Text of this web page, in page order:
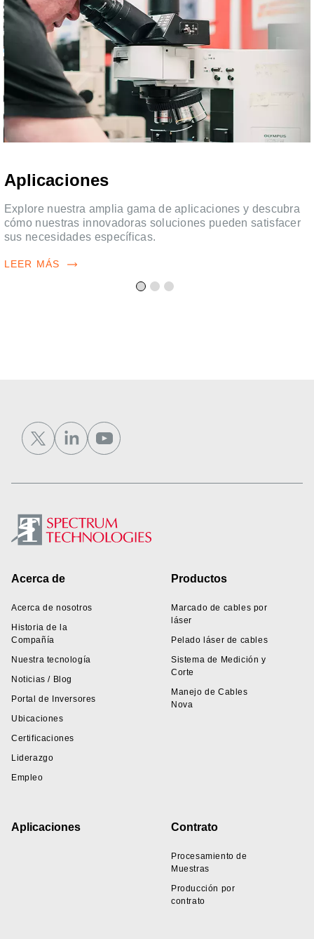
Aplicaciones
Explore nuestra amplia gama de aplicaciones y descubra
cómo nuestras innovadoras soluciones pueden satisfacer
sus necesidades específicas.
LEER MÁS
Footer
Acerca de
Acerca de nosotros
Historia de la
Compañía
Nuestra tecnología
Noticias / Blog
Portal de Inversores
Ubicaciones
Certificaciones
Liderazgo
Empleo
Productos
Marcado de cables por
láser
Pelado láser de cables
Sistema de Medición y
Corte
Manejo de Cables
Nova
Aplicaciones Contrato
Procesamiento de
Muestras
Producción por
contrato